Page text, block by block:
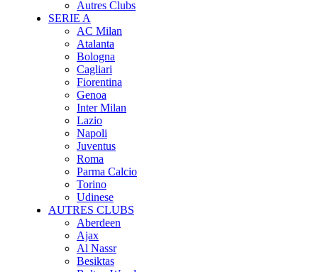
Autres Clubs
SERIE A
AC Milan
Atalanta
Bologna
Cagliari
Fiorentina
Genoa
Inter Milan
Lazio
Napoli
Juventus
Roma
Parma Calcio
Torino
Udinese
AUTRES CLUBS
Aberdeen
Ajax
Al Nassr
Besiktas